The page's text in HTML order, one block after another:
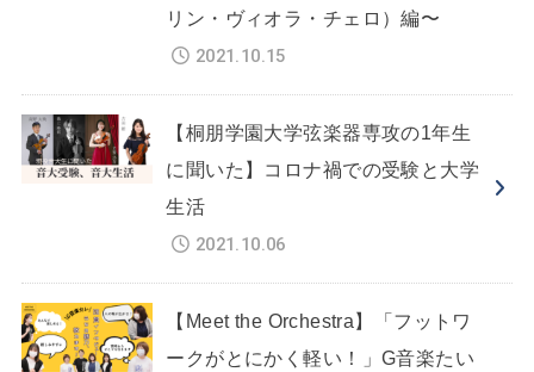
リン・ヴィオラ・チェロ）編〜
2021.10.15
【桐朋学園大学弦楽器専攻の1年生
に聞いた】コロナ禍での受験と大学
生活
2021.10.06
【Meet the Orchestra】「フットワ
ークがとにかく軽い！」G音楽たい